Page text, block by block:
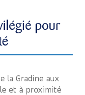
pour
la Gradine aux
et à proximité